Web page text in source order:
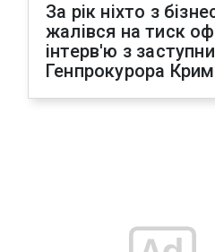
За рік ніхто з
жалівся на тиск
інтерв'ю з
Генпрокурора